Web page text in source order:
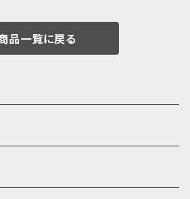
民族
品一覧に戻る